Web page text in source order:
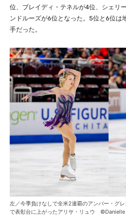
位、ブレイディ・テネルが4位、シェリ
ンドルーズが6位となった。5位と6位は
手だった。
左／今季負けなしで全米2連覇のアンバー・グ
で表彰台に上がったアリサ・リュウ